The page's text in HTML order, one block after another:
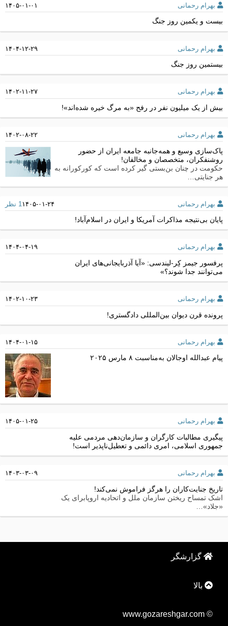
بهرام رحمانی ۱۴۰۵-۰۱-۰۱
بیست و یکمین روز جنگ
بهرام رحمانی ۱۴۰۴-۱۲-۲۹
بیستمین روز جنگ
بهرام رحمانی ۱۴۰۲-۱۱-۲۷
بیش از یک میلیون نفر در رفح «به مرگ خیره شده‌اند»!
بهرام رحمانی ۱۴۰۲-۰۸-۲۲
پاک‌سازی وسیع و همه‌جانبه جامعه ایران از حضور
روشنفکران، متخصصان و مخالفان!
حکومت در چنان بن‌بستی گیر کرده است که کورکورانه به
هر جنایتی…
بهرام رحمانی ۱۴۰۵-۰۱-۲۴ 1 نظر
پایان بی‌نتیجه مذاکرات آمریکا و ایران در اسلام‌آباد!
بهرام رحمانی ۱۴۰۴-۰۴-۱۹
پرفسور جیمز کِر-لیندسی: «آیا آذربایجانی‌های ایران
می‌توانند جدا شوند؟»
بهرام رحمانی ۱۴۰۲-۱۰-۲۳
پرونده قرن دیوان بین‌المللی دادگستری!
بهرام رحمانی ۱۴۰۴-۰۱-۱۵
پیام عبدالله اوجالان به‌مناسبت ۸ مارس ۲۰۲۵
بهرام رحمانی ۱۴۰۵-۰۱-۲۵
پیگیری مطالبات کارگران و سازمان‌دهی مردمی علیه
جمهوری اسلامی، امری دائمی و تعطیل‌ناپذیر است!
بهرام رحمانی ۱۴۰۳-۰۳-۰۹
تاریخ جنایت‌کاران را هرگز فراموش نمی‌کند!
اشک تمساح ریختن سازمان ملل و اتحادیه اروپابرای یک
«جلاد»…
گزارشگر
بالا
© www.gozareshgar.com